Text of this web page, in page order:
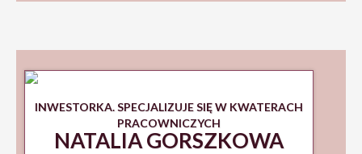
INWESTORKA. SPECJALIZUJE SIĘ W KWATERACH
PRACOWNICZYCH
NATALIA GORSZKOWA